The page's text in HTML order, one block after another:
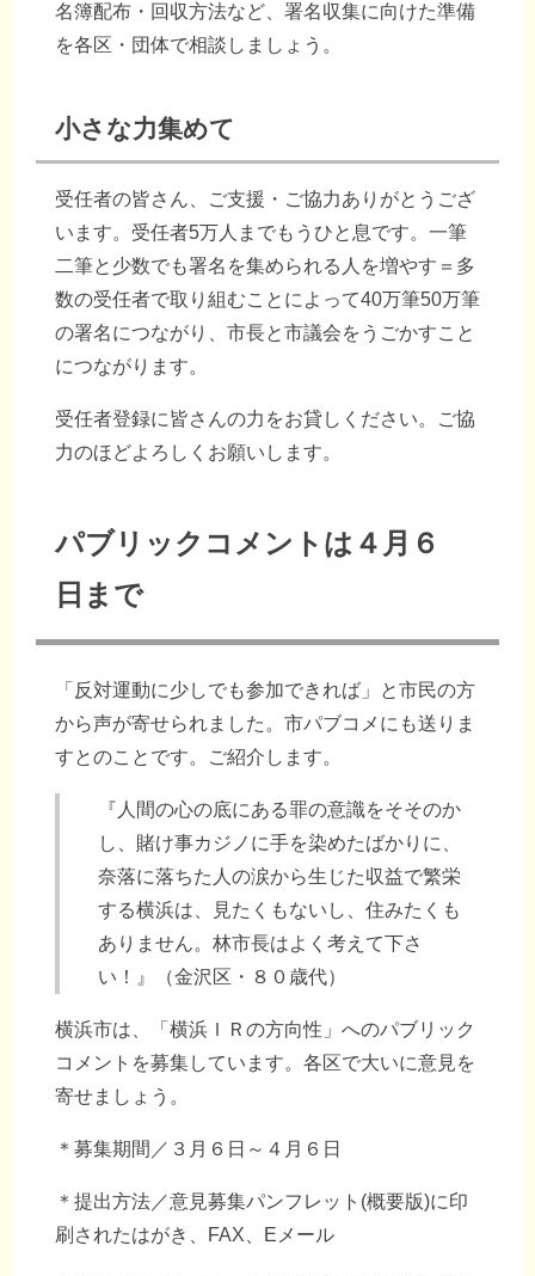
名簿配布・回収方法など、署名収集に向けた準備
を各区・団体で相談しましょう。
小さな力集めて
受任者の皆さん、ご支援・ご協力ありがとうござ
います。受任者5万人までもうひと息です。一筆
二筆と少数でも署名を集められる人を増やす＝多
数の受任者で取り組むことによって40万筆50万筆
の署名につながり、市長と市議会をうごかすこと
につながります。
受任者登録に皆さんの力をお貸しください。ご協
力のほどよろしくお願いします。
パブリックコメントは４月６
日まで
「反対運動に少しでも参加できれば」と市民の方
から声が寄せられました。市パブコメにも送りま
すとのことです。ご紹介します。
『人間の心の底にある罪の意識をそそのか
し、賭け事カジノに手を染めたばかりに、
奈落に落ちた人の涙から生じた収益で繁栄
する横浜は、見たくもないし、住みたくも
ありません。林市長はよく考えて下さ
い！』（金沢区・８０歳代）
横浜市は、「横浜ＩＲの方向性」へのパブリック
コメントを募集しています。各区で大いに意見を
寄せましょう。
＊募集期間／３月６日～４月６日
＊提出方法／意見募集パンフレット(概要版)に印
刷されたはがき、FAX、Eメール